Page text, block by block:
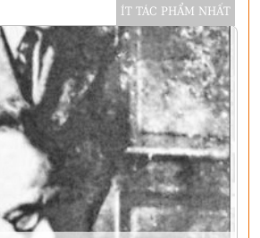
ÍT TÁC PHẨM NHẤT